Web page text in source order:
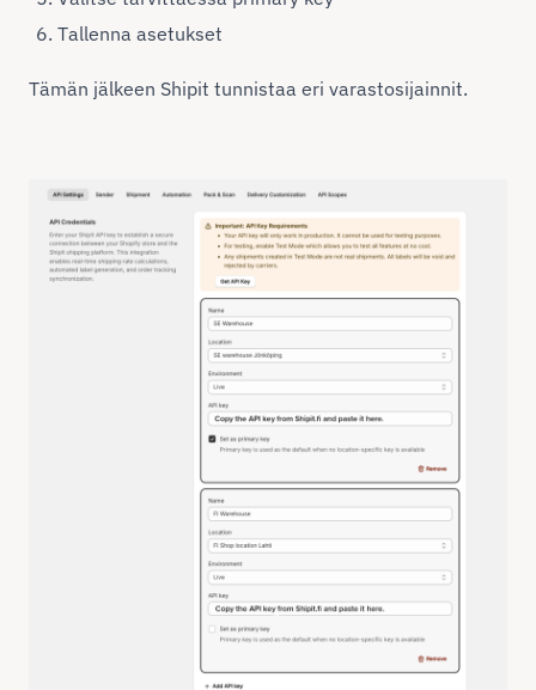
Tallenna asetukset
Tämän jälkeen Shipit tunnistaa eri varastosijainnit.